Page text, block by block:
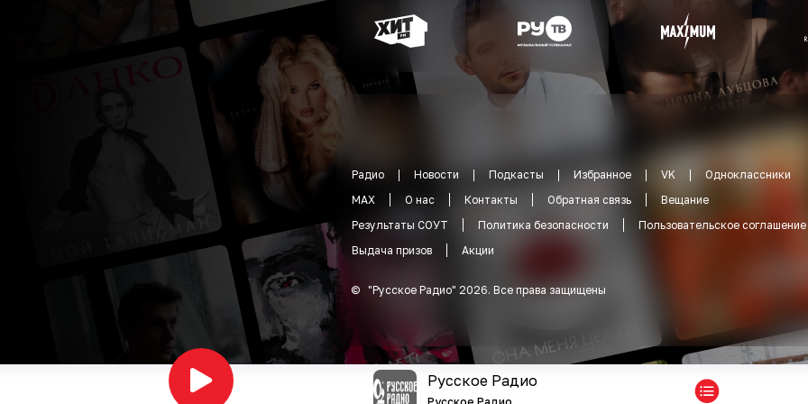
Радио Новости Подкасты Избранное VK
Одноклассники
MAX
О нас Контакты Обратная связь
Вещание
Результаты СОУТ
Политика безопасности
Пользовательское соглашение
Выдача призов
Акции
© "Русское Радио" 2026. Все права защищены
Русское Радио